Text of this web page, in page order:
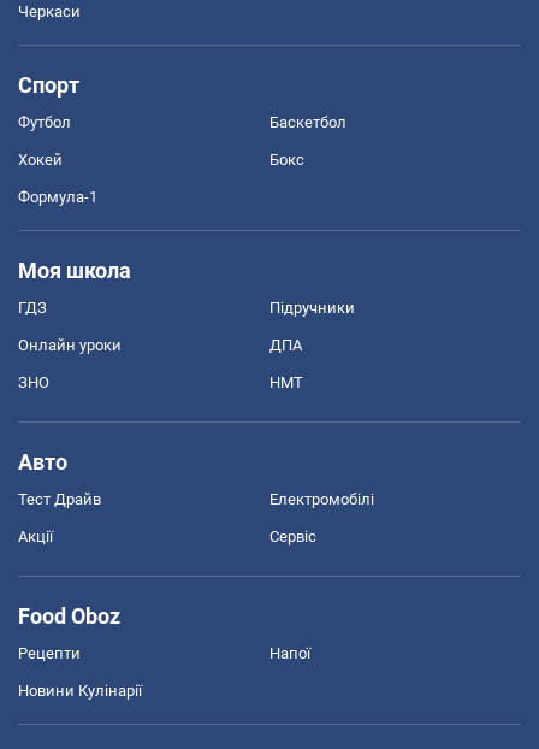
Черкаси
Спорт
Футбол Баскетбол
Хокей Бокс
Формула-1
Моя школа
ГДЗ Підручники
Онлайн уроки ДПА
ЗНО НМТ
Авто
Тест Драйв Електромобілі
Акції Сервіс
Food Oboz
Рецепти Напої
Новини Кулінарії